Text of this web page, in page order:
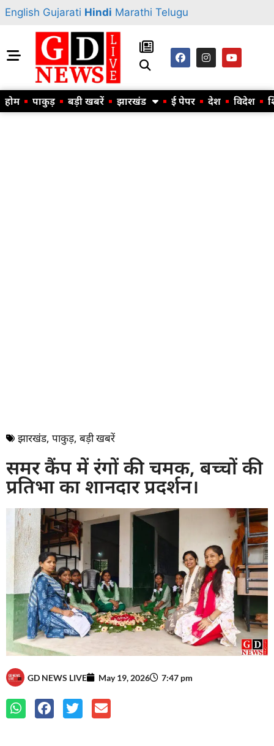
English Gujarati Hindi Marathi Telugu
होम पाकुड़ बड़ी खबरें झारखंड ई पेपर देश विदेश
झारखंड, पाकुड़, बड़ी खबरें
समर कैंप में रंगों की चमक, बच्चों की
प्रतिभा का शानदार प्रदर्शन।
GD NEWS LIVE May 19, 2026 7:47 pm